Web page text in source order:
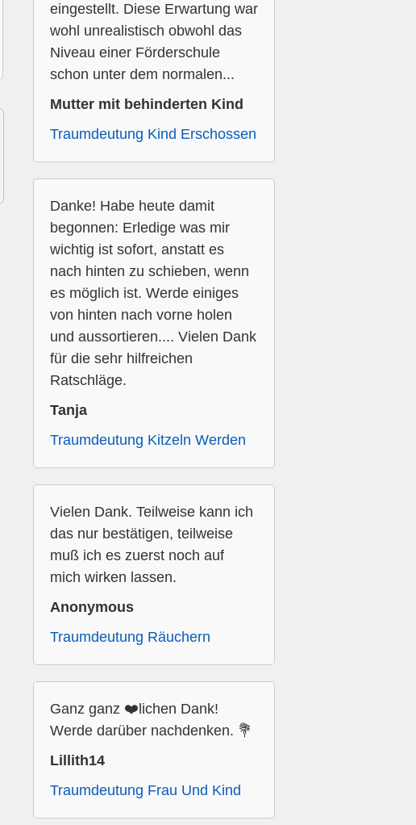
eingestellt. Diese Erwartung war
wohl unrealistisch obwohl das
Niveau einer Förderschule
schon unter dem normalen...
Mutter mit behinderten Kind
Traumdeutung Kind Erschossen
Danke! Habe heute damit
begonnen: Erledige was mir
wichtig ist sofort, anstatt es
nach hinten zu schieben, wenn
es möglich ist. Werde einiges
von hinten nach vorne holen
und aussortieren.... Vielen Dank
für die sehr hilfreichen
Ratschläge.
Tanja
Traumdeutung Kitzeln Werden
Vielen Dank. Teilweise kann ich
das nur bestätigen, teilweise
muß ich es zuerst noch auf
mich wirken lassen.
Anonymous
Traumdeutung Räuchern
Ganz ganz ❤️lichen Dank!
Werde darüber nachdenken. 💐
Lillith14
Traumdeutung Frau Und Kind